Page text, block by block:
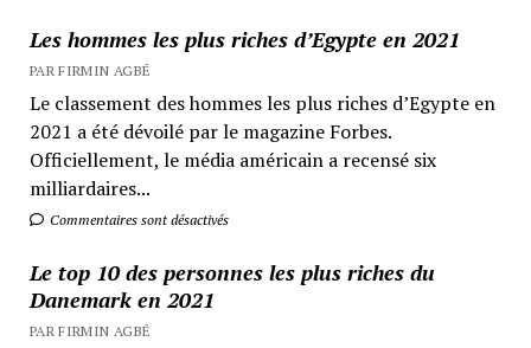
Les hommes les plus riches d’Egypte en 2021
PAR FIRMIN AGBÉ
Le classement des hommes les plus riches d’Egypte en
2021 a été dévoilé par le magazine Forbes.
Officiellement, le média américain a recensé six
milliardaires...
Commentaires sont désactivés
Le top 10 des personnes les plus riches du
Danemark en 2021
PAR FIRMIN AGBÉ